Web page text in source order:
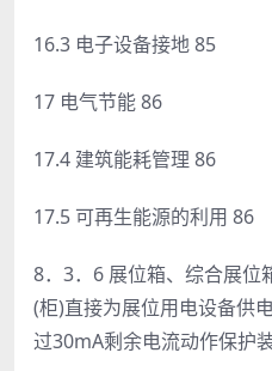
16.3 电子设备接地 85
17 电气节能 86
17.4 建筑能耗管理 86
17.5 可再生能源的利用 86
8．3．6 展位箱、综合展位
(柜)直接为展位用电设备供
过30mA剩余电流动作保护装